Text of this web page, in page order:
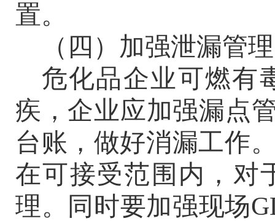
置。
（四）加强泄漏管
危化品企业可燃有
疾，企业应加强漏点
台账，做好消漏工作
在可接受范围内，对
理。同时要加强现场